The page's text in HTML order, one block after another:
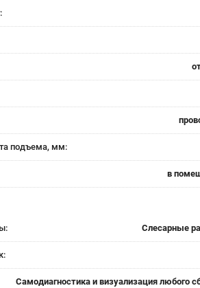
подъема, мм:
в
Слесарные
Самодиагностика и визуализация любого